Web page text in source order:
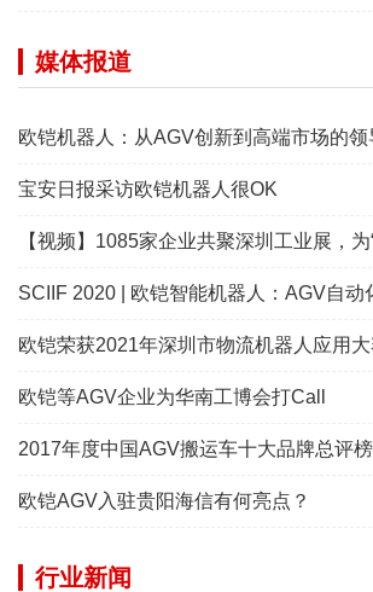
媒体报道
欧铠机器人：从AGV创新到高端市场的领
宝安日报采访欧铠机器人很OK
【视频】1085家企业共聚深圳工业展，为“双链”畅通堵点、
SCIIF 2020 | 欧铠智能机器人：AGV自动化物流设备
欧铠荣获2021年深圳市物流机器人应用大赛创新
欧铠等AGV企业为华南工博会打Call
2017年度中国AGV搬运车十大品牌总评
欧铠AGV入驻贵阳海信有何亮点？
行业新闻